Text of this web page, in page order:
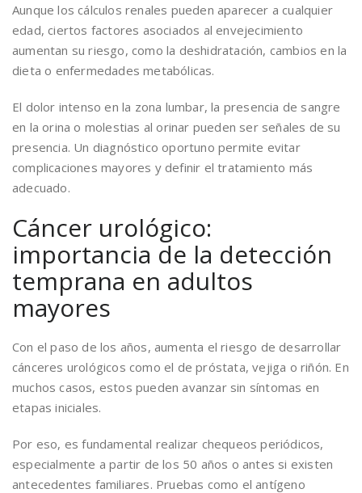
Aunque los cálculos renales pueden aparecer a cualquier
edad, ciertos factores asociados al envejecimiento
aumentan su riesgo, como la deshidratación, cambios en la
dieta o enfermedades metabólicas.
El dolor intenso en la zona lumbar, la presencia de sangre
en la orina o molestias al orinar pueden ser señales de su
presencia. Un diagnóstico oportuno permite evitar
complicaciones mayores y definir el tratamiento más
adecuado.
Cáncer urológico:
importancia de la detección
temprana en adultos
mayores
Con el paso de los años, aumenta el riesgo de desarrollar
cánceres urológicos como el de próstata, vejiga o riñón. En
muchos casos, estos pueden avanzar sin síntomas en
etapas iniciales.
Por eso, es fundamental realizar chequeos periódicos,
especialmente a partir de los 50 años o antes si existen
antecedentes familiares. Pruebas como el antígeno